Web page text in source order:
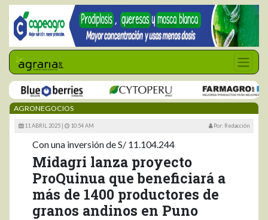
AGRONEGOCIOS
11 ABRIL 2025 | 10:54 AM Por: Redacción
Con una inversión de S/ 11.104.244
Midagri lanza proyecto
ProQuinua que beneficiará a
más de 1400 productores de
granos andinos en Puno